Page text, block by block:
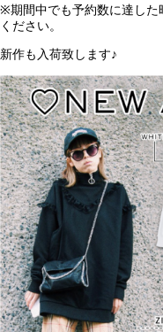
※期間中でも予約数に達した
ください。
新作も入荷致します♪